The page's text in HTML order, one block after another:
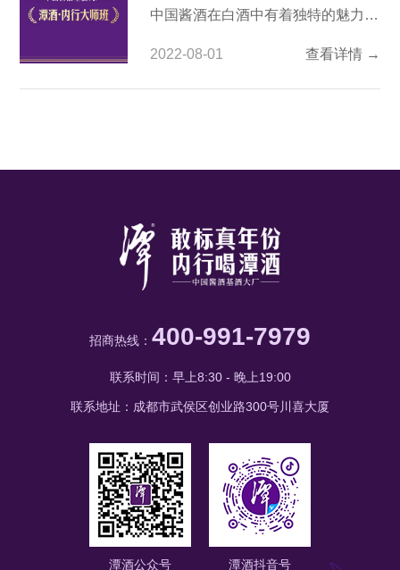
些呢？ 1.潭酒潭红得发紫 如果说潭
中国酱酒在白酒中有着独特的魅力，
端市场中，潭酒的潭红得发紫和紫潭
成为热门的单品，但这这二者的价格
2022-08-01 查看详情 →
招商热线： 400-991-7979
联系时间：早上8:30 - 晚上19:00
联系地址：成都市武侯区创业路300号川喜大厦
潭酒公众号 潭酒抖音号